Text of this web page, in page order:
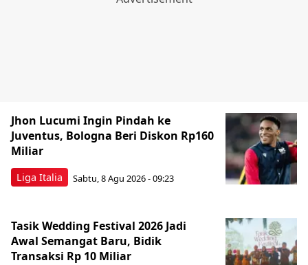
Liga Italia
Jhon Lucumi Ingin Pindah ke
Juventus, Bologna Beri Diskon Rp160
Miliar
Sabtu, 8 Agu 2026 - 09:23
Tasik Wedding Festival 2026 Jadi
Awal Semangat Baru, Bidik
Transaksi Rp 10 Miliar